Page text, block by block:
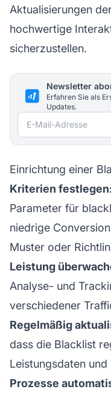
Aktualisierungen
hochwertige
sicherzustellen.
Newsletter
Erfahren Sie als
Updates.
E-Mail-Adresse
Einrichtung einer
Kriterien
Parameter für
niedrige
Muster oder
Leistung
Analyse- und
verschiedener
Regelmäßig
dass die Blacklist
Leistungsdaten
Prozesse